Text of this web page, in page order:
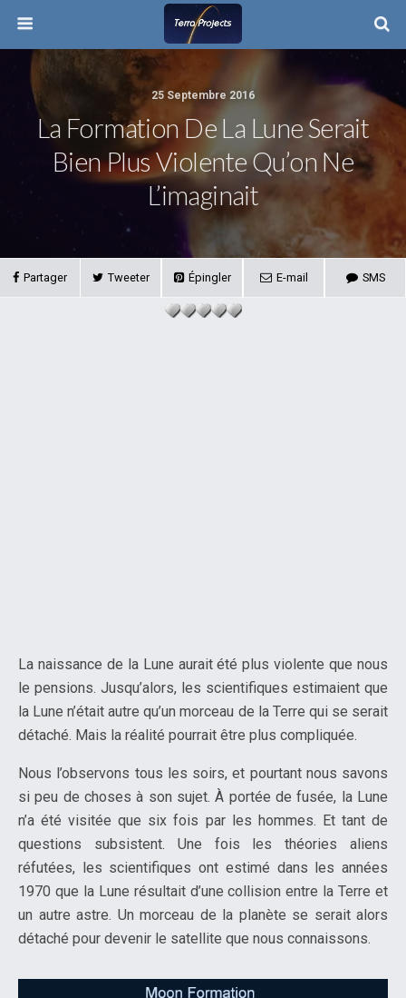
25 Septembre 2016
La Formation De La Lune Serait
Bien Plus Violente Qu’on Ne
L’imaginait
Partager Tweeter Épingler E-mail SMS
La naissance de la Lune aurait été plus violente que nous
le pensions. Jusqu’alors, les scientifiques estimaient que
la Lune n’était autre qu’un morceau de la Terre qui se serait
détaché. Mais la réalité pourrait être plus compliquée.
Nous l’observons tous les soirs, et pourtant nous savons
si peu de choses à son sujet. À portée de fusée, la Lune
n’a été visitée que six fois par les hommes. Et tant de
questions subsistent. Une fois les théories aliens
réfutées, les scientifiques ont estimé dans les années
1970 que la Lune résultait d’une collision entre la Terre et
un autre astre. Un morceau de la planète se serait alors
détaché pour devenir le satellite que nous connaissons.